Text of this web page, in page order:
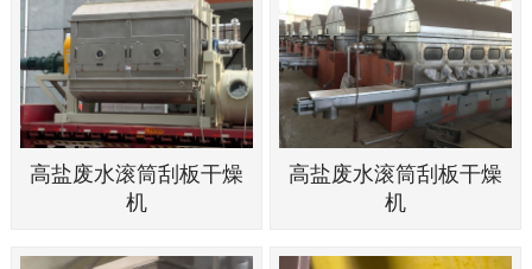
高盐废水滚筒刮板干燥
机
高盐废水滚筒刮板干燥
机